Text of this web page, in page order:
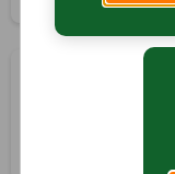
Le dolmen de
Saint-Germain-